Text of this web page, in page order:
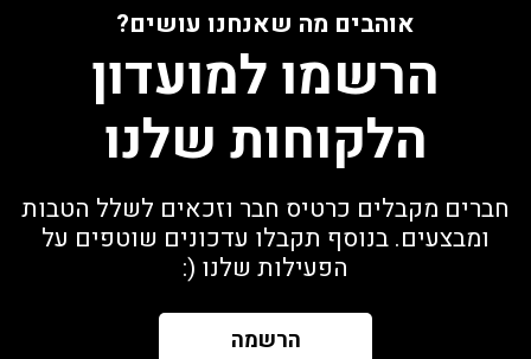
אוהבים מה שאנחנו עושים?
הרשמו למועדון
הלקוחות שלנו
חברים מקבלים כרטיס חבר וזכאים לשלל הטבות
ומבצעים. בנוסף תקבלו עדכונים שוטפים על
הפעילות שלנו (:
הרשמה